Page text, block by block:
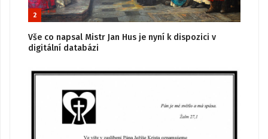
2
Vše co napsal Mistr Jan Hus je nyní k dispozici v
digitální databázi